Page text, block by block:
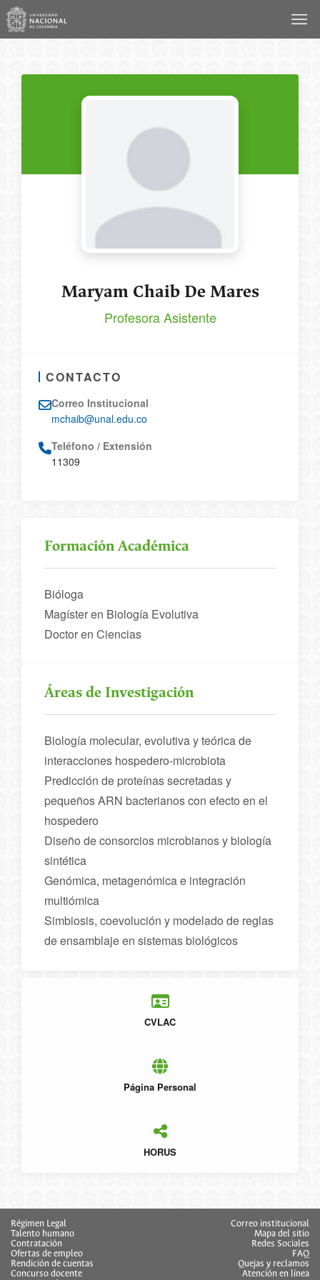
Saltar
contenido
Maryam Chaib De Mares
Profesora Asistente
CONTACTO
Correo Institucional
mchaib@unal.edu.co
Teléfono / Extensión
11309
Formación Académica
Bióloga
Magíster en Biología Evolutiva
Doctor en Ciencias
Áreas de Investigación
Biología molecular, evolutiva y teórica de
interacciones hospedero-microbiota
Predicción de proteínas secretadas y
pequeños ARN bacterianos con efecto en el
hospedero
Diseño de consorcios microbianos y biología
sintética
Genómica, metagenómica e integración
multiómica
Simbiosis, coevolución y modelado de reglas
de ensamblaje en sistemas biológicos
CVLAC
Página Personal
HORUS
Régimen Legal
Talento humano
Contratación
Ofertas de empleo
Rendición de cuentas
Concurso docente
Correo institucional
Mapa del sitio
Redes Sociales
FAQ
Quejas y reclamos
Atención en línea